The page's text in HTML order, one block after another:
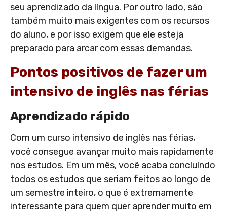
seu aprendizado da língua. Por outro lado, são
também muito mais exigentes com os recursos
do aluno, e por isso exigem que ele esteja
preparado para arcar com essas demandas.
Pontos positivos de fazer um
intensivo de inglês nas férias
Aprendizado rápido
Com um curso intensivo de inglês nas férias,
você consegue avançar muito mais rapidamente
nos estudos. Em um mês, você acaba concluíndo
todos os estudos que seriam feitos ao longo de
um semestre inteiro, o que é extremamente
interessante para quem quer aprender muito em